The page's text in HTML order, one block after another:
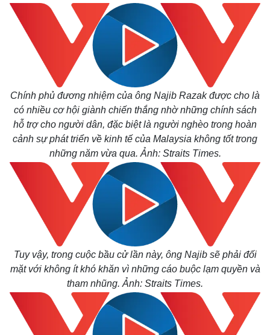
Chính phủ đương nhiệm của ông Najib Razak được cho là
có nhiều cơ hội giành chiến thắng nhờ những chính sách
hỗ trợ cho người dân, đặc biệt là người nghèo trong hoàn
cảnh sự phát triển về kinh tế của Malaysia không tốt trong
những năm vừa qua. Ảnh: Straits Times.
Tuy vậy, trong cuộc bầu cử lần này, ông Najib sẽ phải đối
mặt với không ít khó khăn vì những cáo buộc lạm quyền và
tham nhũng. Ảnh: Straits Times.